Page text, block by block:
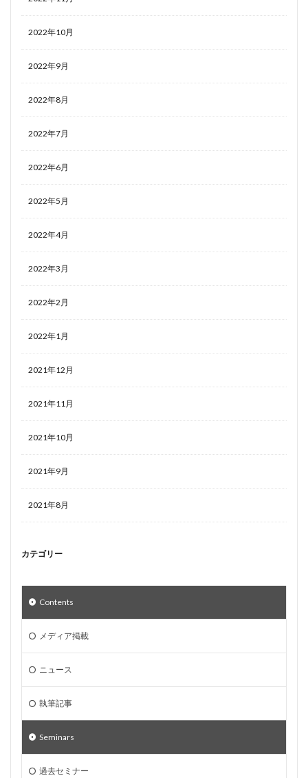
2022年10月
2022年9月
2022年8月
2022年7月
2022年6月
2022年5月
2022年4月
2022年3月
2022年2月
2022年1月
2021年12月
2021年11月
2021年10月
2021年9月
2021年8月
カテゴリー
Contents
メディア掲載
ニュース
執筆記事
Seminars
過去セミナー